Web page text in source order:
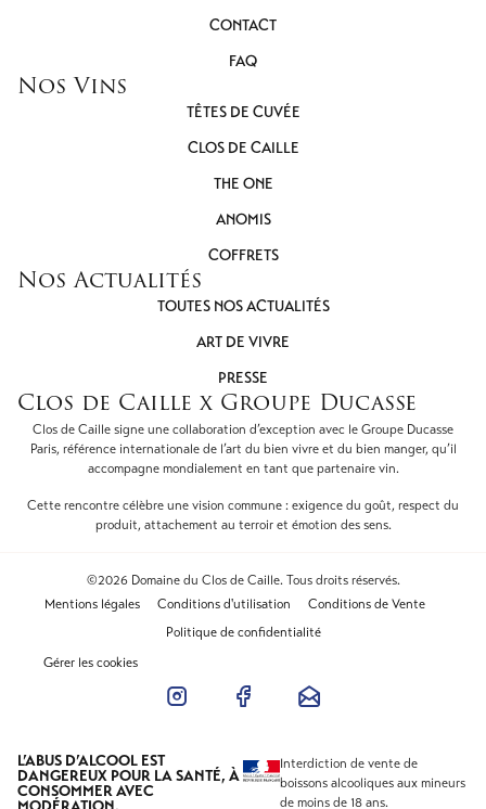
CONTACT
FAQ
Nos Vins
TÊTES DE CUVÉE
CLOS DE CAILLE
THE ONE
ANOMIS
COFFRETS
Nos Actualités
TOUTES NOS ACTUALITÉS
ART DE VIVRE
PRESSE
Clos de Caille x Groupe Ducasse
Clos de Caille signe une collaboration d’exception avec le Groupe Ducasse
Paris, référence internationale de l’art du bien vivre et du bien manger, qu’il
accompagne mondialement en tant que partenaire vin.
Cette rencontre célèbre une vision commune : exigence du goût, respect du
produit, attachement au terroir et émotion des sens.
©2026 Domaine du Clos de Caille. Tous droits réservés.
Mentions légales
Conditions d'utilisation
Conditions de Vente
Politique de confidentialité
Gérer les cookies
L’ABUS D’ALCOOL EST
DANGEREUX POUR LA SANTÉ, À
CONSOMMER AVEC
Interdiction de vente de
boissons alcooliques aux mineurs
de moins de 18 ans.